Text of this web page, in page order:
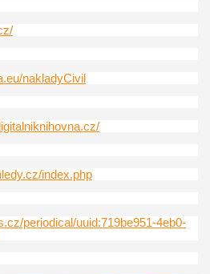
nakladyCivil
index.php
periodical/uuid:719be951-4eb0-